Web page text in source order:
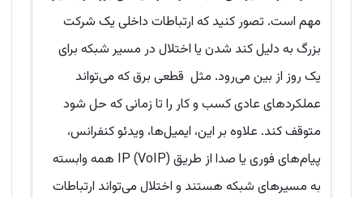
مهم است. تصور کنید که ارتباطات داخلی یک شرکت
بزرگ به دلیل کند شدن یا اختلال در مسیر شبکه برای
یک روز از بین می‌رود. مثل قطعی برق که می‌تواند
عملکردهای عادی کسب و کار را تا زمانی که حل شود
متوقف کند. علاوه بر این، ایمیل‌ها، ویدئو کنفرانس،
پیام‌های فوری یا صدا از طریق IP (VoIP) همه وابسته
به مسیرهای شبکه هستند و اختلال می‌تواند ارتباطات